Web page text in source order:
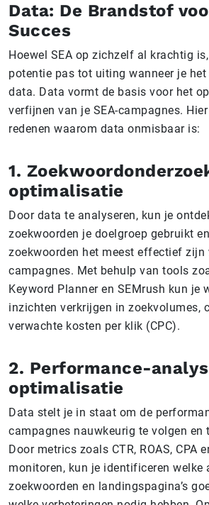
Data: De Brandstof
Succes
Hoewel SEA op zichzelf al krachtig
potentie pas tot uiting wanneer je
data. Data vormt de basis voor het
verfijnen van je SEA-campagnes.
redenen waarom data onmisbaar is:
1.
optimalisatie
Door data te analyseren, kun je
zoekwoorden je doelgroep gebruikt
zoekwoorden het meest effectief zijn
campagnes. Met behulp van tools
Keyword Planner en SEMrush kun je
inzichten verkrijgen in zoekvolumes,
verwachte kosten per klik (CPC).
2. Performance-
optimalisatie
Data stelt je in staat om de
campagnes nauwkeurig te volgen en
Door metrics zoals CTR, ROAS, CPA
monitoren, kun je identificeren welke
zoekwoorden en landingspagina’s